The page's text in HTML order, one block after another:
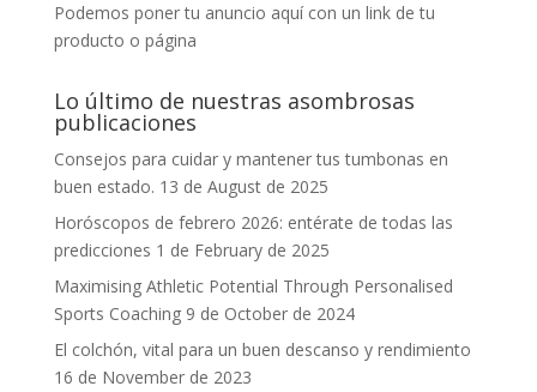
Podemos poner tu anuncio aquí con un link de tu
producto o página
Lo último de nuestras asombrosas
publicaciones
Consejos para cuidar y mantener tus tumbonas en
buen estado. 13 de August de 2025
Horóscopos de febrero 2026: entérate de todas las
predicciones 1 de February de 2025
Maximising Athletic Potential Through Personalised
Sports Coaching 9 de October de 2024
El colchón, vital para un buen descanso y rendimiento
16 de November de 2023